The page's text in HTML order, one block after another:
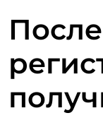
м
п
а
В
а
ш
После